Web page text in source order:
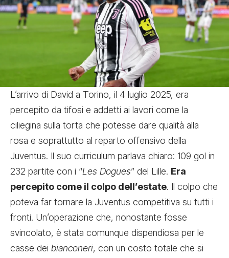
L’arrivo di David a Torino, il 4 luglio 2025, era
percepito da tifosi e addetti ai lavori come la
ciliegina sulla torta che potesse dare qualità alla
rosa e soprattutto al reparto offensivo della
Juventus. Il suo curriculum parlava chiaro: 109 gol in
232 partite con i “Les Dogues” del Lille. Era
percepito come il colpo dell’estate. Il colpo che
poteva far tornare la Juventus competitiva su tutti i
fronti. Un’operazione che, nonostante fosse
svincolato, è stata comunque dispendiosa per le
casse dei bianconeri, con un costo totale che si